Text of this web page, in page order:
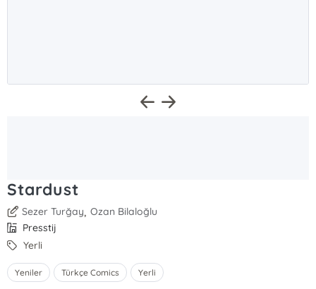
Stardust
Sezer Turğay, Ozan Bilaloğlu
Presstij
Yerli
Yeniler Türkçe Comics Yerli